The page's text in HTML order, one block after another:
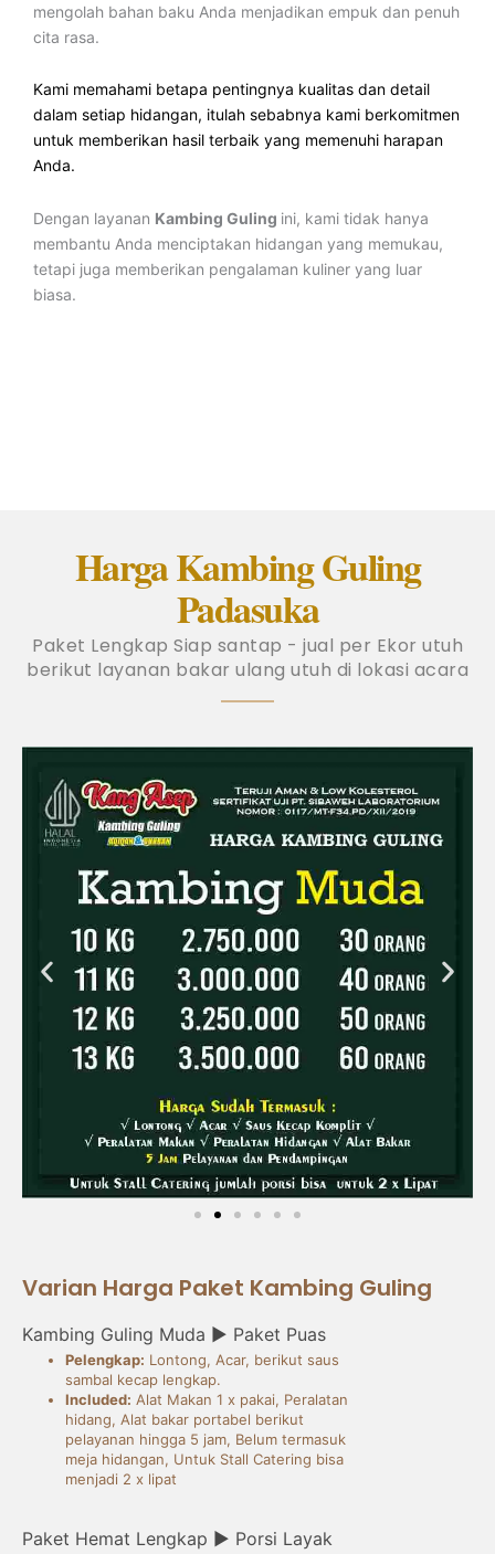
mengolah bahan baku Anda menjadikan empuk dan penuh
cita rasa.
Kami memahami betapa pentingnya kualitas dan detail
dalam setiap hidangan, itulah sebabnya kami berkomitmen
untuk memberikan hasil terbaik yang memenuhi harapan
Anda.
Dengan layanan Kambing Guling ini, kami tidak hanya
membantu Anda menciptakan hidangan yang memukau,
tetapi juga memberikan pengalaman kuliner yang luar
biasa.
Harga Kambing Guling
Padasuka
Paket Lengkap Siap santap - jual per Ekor utuh
berikut layanan bakar ulang utuh di lokasi acara
Varian Harga Paket Kambing Guling
Kambing Guling Muda ► Paket Puas
Pelengkap: Lontong, Acar, berikut saus
sambal kecap lengkap.
Included: Alat Makan 1 x pakai, Peralatan
hidang, Alat bakar portabel berikut
pelayanan hingga 5 jam, Belum termasuk
meja hidangan, Untuk Stall Catering bisa
menjadi 2 x lipat
Paket Hemat Lengkap ► Porsi Layak